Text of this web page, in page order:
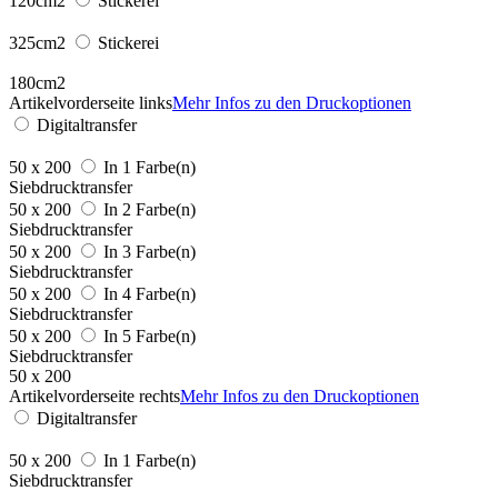
325cm2 Stickerei
180cm2
Artikelvorderseite linksMehr Infos zu den Druckoptionen
Digitaltransfer
50 x 200
In 1 Farbe(n)
Siebdrucktransfer
50 x 200
In 2 Farbe(n)
Siebdrucktransfer
50 x 200
In 3 Farbe(n)
Siebdrucktransfer
50 x 200
In 4 Farbe(n)
Siebdrucktransfer
50 x 200
In 5 Farbe(n)
Siebdrucktransfer
50 x 200
Artikelvorderseite rechtsMehr Infos zu den Druckoptionen
Digitaltransfer
50 x 200
In 1 Farbe(n)
Siebdrucktransfer